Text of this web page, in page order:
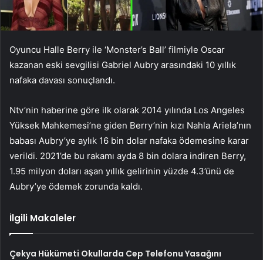
Oyuncu Halle Berry ile ‘Monster’s Ball’ filmiyle Oscar
kazanan eski sevgilisi Gabriel Aubry arasındaki 10 yıllık
nafaka davası sonuçlandı.
Ntv’nin haberine göre ilk olarak 2014 yılında Los Angeles
Yüksek Mahkemesi’ne giden Berry’nin kızı Nahla Ariela’nın
babası Aubry’ye aylık 16 bin dolar nafaka ödemesine karar
verildi. 2021’de bu rakamı ayda 8 bin dolara indiren Berry,
1.95 milyon doları aşan yıllık gelirinin yüzde 4.3’ünü de
Aubry’ye ödemek zorunda kaldı.
İlgili Makaleler
Çekya Hükümeti Okullarda Cep Telefonu Yasağını